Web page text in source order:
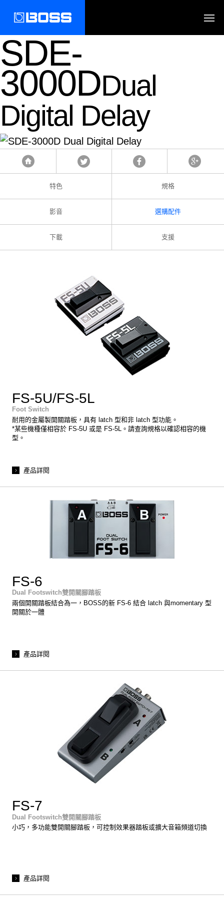
SDE-
3000DDual
Digital Delay
特色 規格
影音 選購配件
下載 支援
FS-5U/FS-5L
Foot Switch
耐用的金屬製開關踏板，具有 latch 型和非 latch 型功能。
*某些機種僅相容於 FS-5U 或是 FS-5L。請查詢規格以確認相容的機
型。
產品詳閱
FS-6
Dual Footswitch雙開關腳踏板
兩個開關踏板結合為一，BOSS的新 FS-6 結合 latch 與momentary 型
開關於一體
產品詳閱
FS-7
Dual Footswitch雙開關腳踏板
小巧，多功能雙開關腳踏板，可控制效果器踏板或擴大音箱頻道切換
產品詳閱